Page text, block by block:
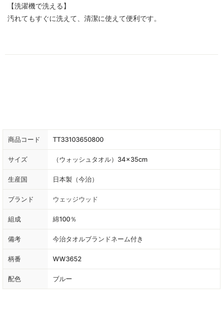
【洗濯機で洗える】
汚れてもすぐに洗えて、清潔に使えて便利です。
商品コード TT33103650800
サイズ （ウォッシュタオル）34×35cm
生産国 日本製（今治）
ブランド ウェッジウッド
組成 綿100％
備考 今治タオルブランドネーム付き
柄番 WW3652
配色 ブルー